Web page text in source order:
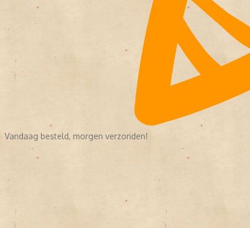
Vandaag besteld, morgen verzonden!